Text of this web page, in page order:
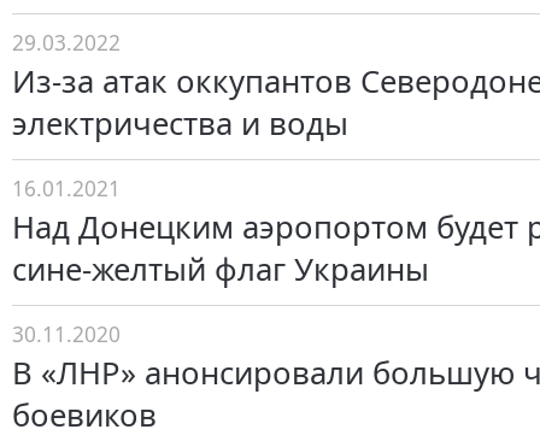
29.03.2022
Из-за атак оккупантов
электричества и воды
16.01.2021
Над Донецким аэропортом будет
сине-желтый флаг Украины
30.11.2020
В «ЛНР» анонсировали большую
боевиков